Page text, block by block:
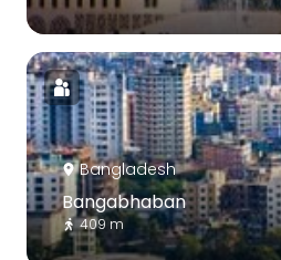
Bangladesh
Bangabhaban
409 m